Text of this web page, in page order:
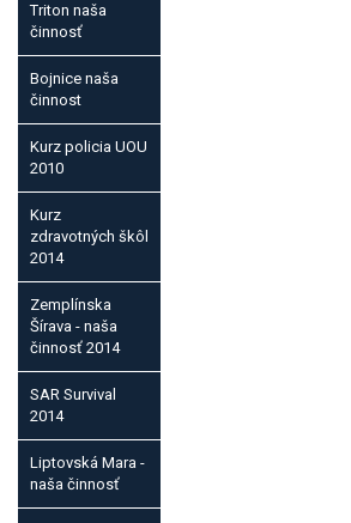
Triton naša
činnosť
Bojnice naša
činnost
Kurz policia UOU
2010
Kurz
zdravotných škôl
2014
Zemplínska
Šírava - naša
činnosť 2014
SAR Survival
2014
Liptovská Mara -
naša činnosť